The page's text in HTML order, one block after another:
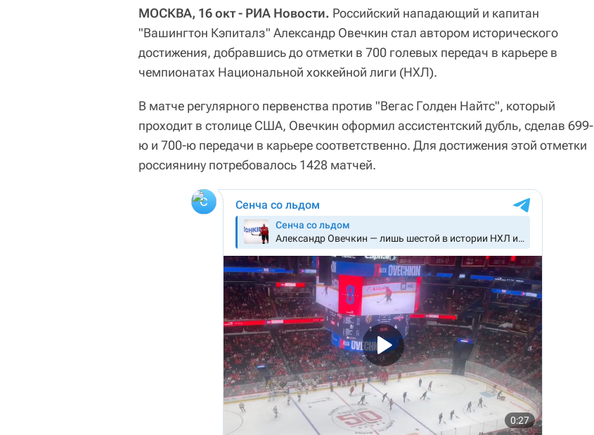
МОСКВА, 16 окт - РИА Новости. Российский нападающий и капитан
"Вашингтон Кэпиталз" Александр Овечкин стал автором исторического
достижения, добравшись до отметки в 700 голевых передач в карьере в
чемпионатах Национальной хоккейной лиги (НХЛ).
В матче регулярного первенства против "Вегас Голден Найтс", который
проходит в столице США, Овечкин оформил ассистентский дубль, сделав 699-
ю и 700-ю передачи в карьере соответственно. Для достижения этой отметки
россиянину потребовалось 1428 матчей.